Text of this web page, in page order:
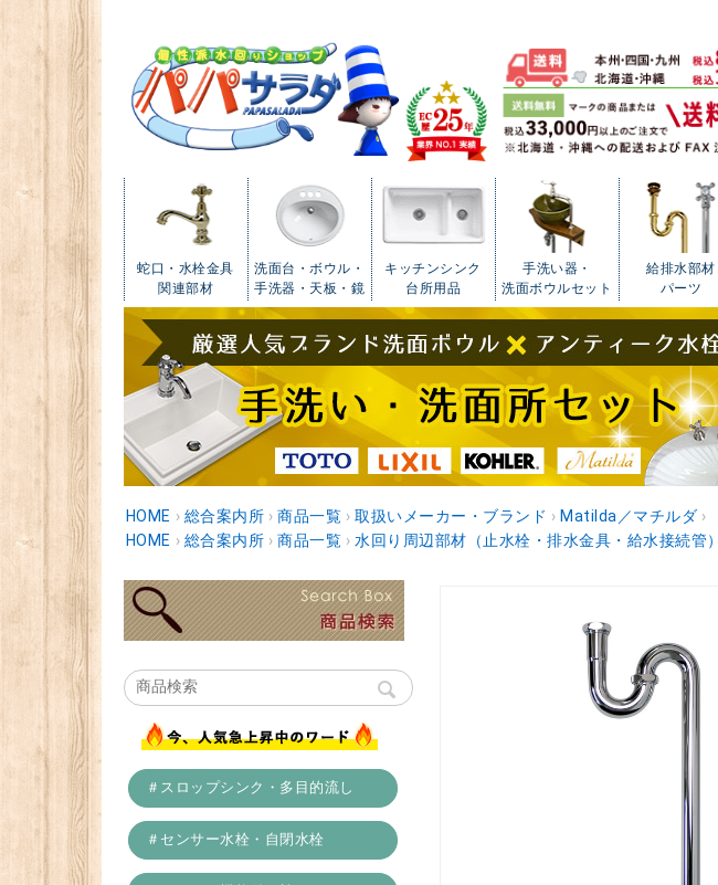
蛇口・水栓金具
関連部材
洗面台・ボウル・
手洗器・天板・鏡
キッチンシンク
台所用品
手洗い器・
洗面ボウルセット
給排水部材
パーツ
HOME › 総合案内所 › 商品一覧 › 取扱いメーカー・ブランド › Matilda／マチルダ ›
HOME › 総合案内所 › 商品一覧 › 水回り周辺部材（止水栓・排水金具・給水接続管）
＃スロップシンク・多目的流し
＃センサー水栓・自閉水栓